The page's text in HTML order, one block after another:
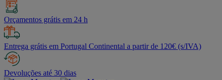
Orçamentos grátis em 24 h
Entrega grátis em Portugal Continental a partir de 120€ (s/IVA)
Devoluções até 30 dias